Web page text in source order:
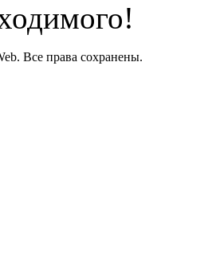
Все права сохранены.